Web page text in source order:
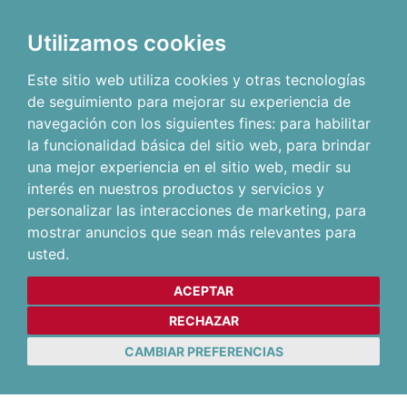
Utilizamos cookies
Este sitio web utiliza cookies y otras tecnologías
de seguimiento para mejorar su experiencia de
navegación con los siguientes fines: para habilitar
la funcionalidad básica del sitio web, para brindar
una mejor experiencia en el sitio web, medir su
interés en nuestros productos y servicios y
personalizar las interacciones de marketing, para
mostrar anuncios que sean más relevantes para
usted.
ACEPTAR
RECHAZAR
CAMBIAR PREFERENCIAS